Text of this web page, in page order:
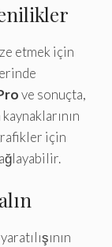
etmek için
ve sonuçta,
için